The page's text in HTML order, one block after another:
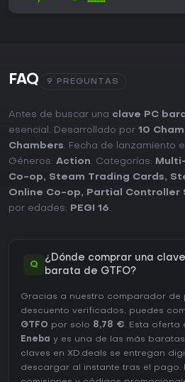
FAQ 9 PREGUNTAS
Antes de buscar una clave PC
esencial. Desarrollado por 10
Chambers. Fecha de lanzamiento
Géneros: Action. Categorías:
Co-op, Steam Trading Cards,
Online Co-op, Partial Controller
por edades:
PEGI 16.
Q
¿Dónde comprar una
barata de GTFO?
Gracias a nuestro comparador de
descuento verificados, puedes
GTFO por solo 8,78 €. Esta oferta
Eneba y es una de las más
claves en XD.deals se entregan
descargar al instante tras el pago.